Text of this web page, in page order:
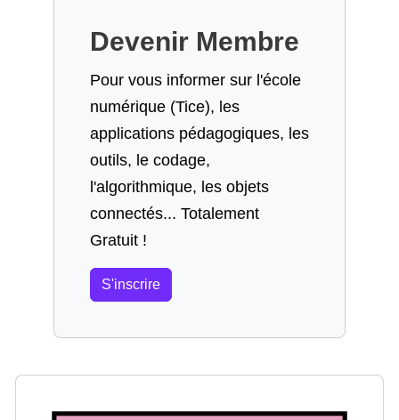
Devenir Membre
Pour vous informer sur l'école
numérique (Tice), les
applications pédagogiques, les
outils, le codage,
l'algorithmique, les objets
connectés... Totalement
Gratuit !
S'inscrire